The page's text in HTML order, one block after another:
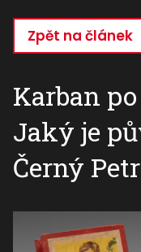
hlavnímu
Zpět na článek
Karban
Jaký je
Černý